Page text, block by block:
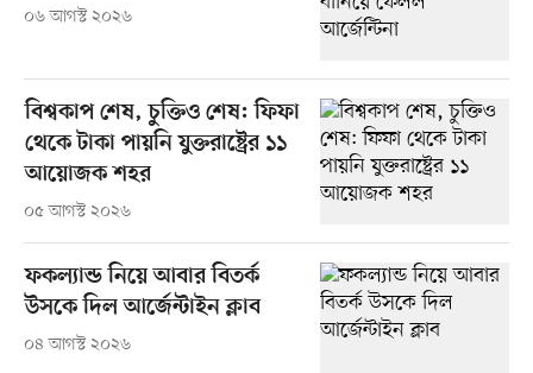
০৬ আগস্ট ২০২৬
বিশ্বকাপ শেষ, চুক্তিও শেষ: ফিফা
থেকে টাকা পায়নি যুক্তরাষ্ট্রের ১১
আয়োজক শহর
০৫ আগস্ট ২০২৬
ফকল্যান্ড নিয়ে আবার বিতর্ক
উসকে দিল আর্জেন্টাইন ক্লাব
০৪ আগস্ট ২০২৬